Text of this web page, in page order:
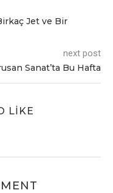
Jet ve Bir
next post
Sanat’ta Bu Hafta
LIKE